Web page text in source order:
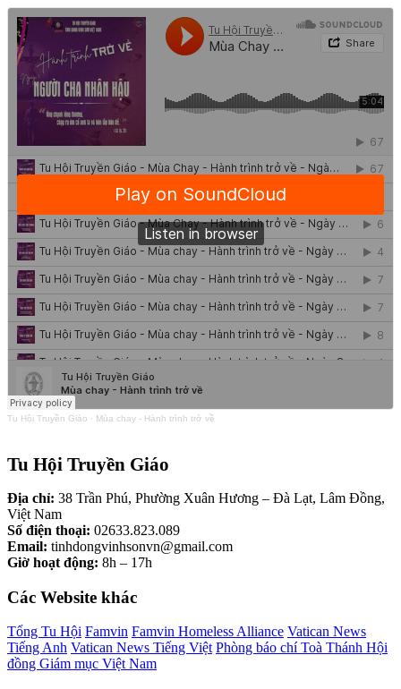
Tu Hội Truyền Giáo · Mùa chay - Hành trình trở về
Tu Hội Truyền Giáo
Địa chỉ: 38 Trần Phú, Phường Xuân Hương – Đà Lạt, Lâm Đồng,
Việt Nam
Số điện thoại: 02633.823.089
Email: tinhdongvinhsonvn@gmail.com
Giờ hoạt động: 8h – 17h
Các Website khác
Tổng Tu Hội Famvin Famvin Homeless Alliance Vatican News
Tiếng Anh Vatican News Tiếng Việt Phòng báo chí Toà Thánh Hội
đồng Giám mục Việt Nam